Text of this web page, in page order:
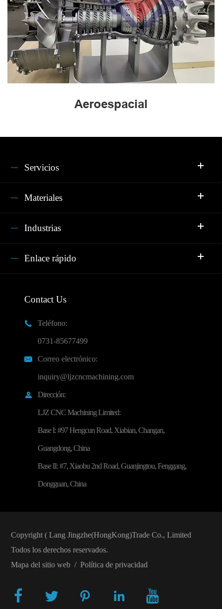
Aeroespacial
Servicios
Materiales
Industrias
Enlace rápido
Contact Us

Teléfono:
0731-85677499

Correo electrónico:
inquiry@ljzcncmachining.com

Dirección:
LJZ CNC Machining Limited:
Base I: #97 Hengcun Road, Xiabian, Changan,
Guangdong, China
Base II: #7, Xiaobu 2nd Road, Guanjingtou, Fenggang,
Dongguan, China
Copyright ( Lang Jingzhe(HongKong)Trade Co., Limited
Todos los derechos reservados.
Mapa del sitio web/ Política de privacidad